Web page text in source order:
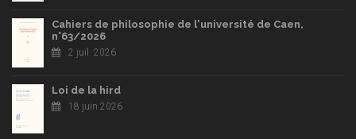
Cahiers de philosophie de l'université de Caen,
n°63/2026
2 juil. 2026
Loi de la hird
18 juin 2026